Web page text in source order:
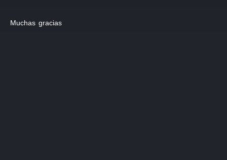
Muchas gracias